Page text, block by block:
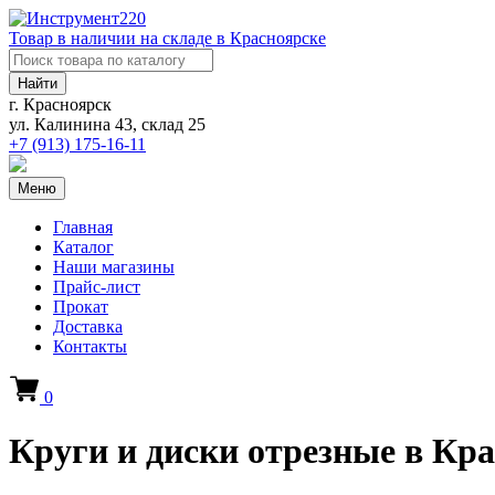
Товар в наличии на складе в Красноярске
Найти
г. Красноярск
ул. Калинина 43, склад 25
+7 (913) 175-16-11
Меню
Главная
Каталог
Наши магазины
Прайс-лист
Прокат
Доставка
Контакты
0
Круги и диски отрезные в